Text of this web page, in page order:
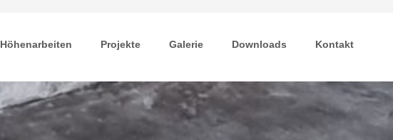
Höhenarbeiten Projekte Galerie Downloads Kontakt